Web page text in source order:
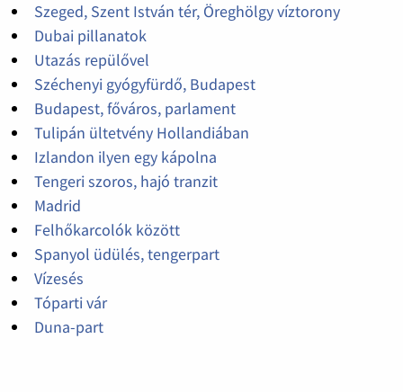
Szeged, Szent István tér, Öreghölgy víztorony
Dubai pillanatok
Utazás repülővel
Széchenyi gyógyfürdő, Budapest
Budapest, főváros, parlament
Tulipán ültetvény Hollandiában
Izlandon ilyen egy kápolna
Tengeri szoros, hajó tranzit
Madrid
Felhőkarcolók között
Spanyol üdülés, tengerpart
Vízesés
Tóparti vár
Duna-part